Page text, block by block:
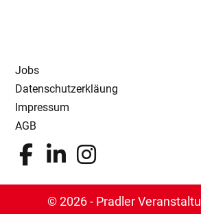
Jobs
Datenschutzerkläung
Impressum
AGB
© 2026 - Pradler